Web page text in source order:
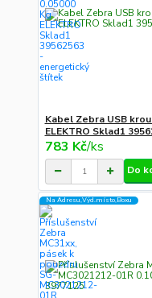
Kabel Zebra USB
ELEKTRO Sklad1
783 Kč/ks
Do
Na Adresu,Výd.místo,Boxu